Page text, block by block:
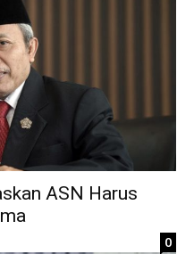
ASN Harus
0